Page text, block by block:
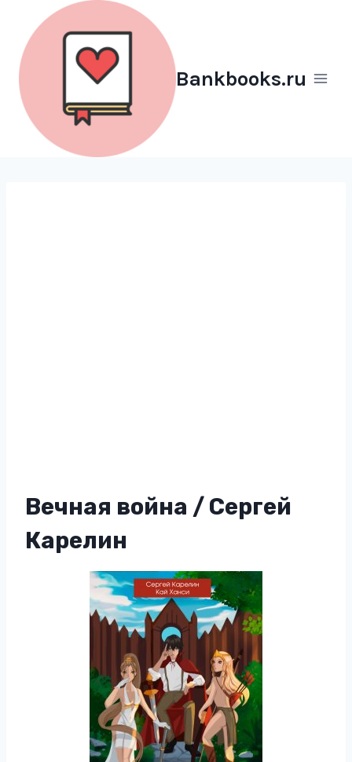
Перейти
содержимому
Bankbooks.ru
Вечная война / Сергей
Карелин